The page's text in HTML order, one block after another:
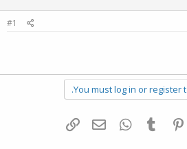
#1
You must log in or register
Pinterest
Tumblr
WhatsAppדואר אלקטרוני